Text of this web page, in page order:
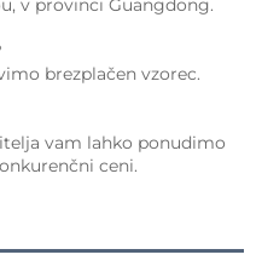
v provinci Guangdong.
brezplačen vzorec.
vam lahko ponudimo
ceni.